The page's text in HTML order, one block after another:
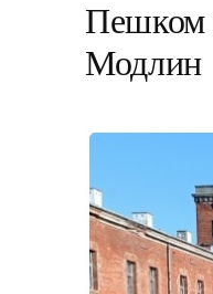
Пешком
Модлин